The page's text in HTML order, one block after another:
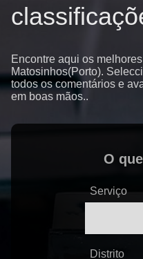
Encontre aqui os
Matosinhos(Porto).
todos os comentários e
em boas mãos..
O
Serviço
Distrito